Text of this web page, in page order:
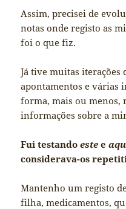
Assim, precisei de
notas onde registo as
foi o que fiz.
Já tive muitas iterações
apontamentos e várias
forma, mais ou
informações sobre a
Fui testandoeste e
considerava-os
Mantenho um registo
filha, medicamentos,